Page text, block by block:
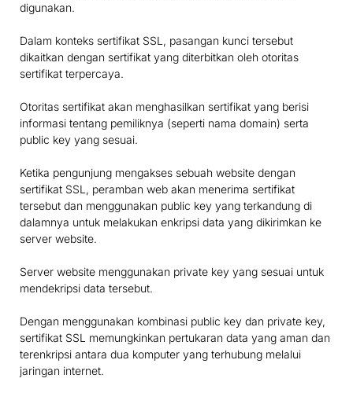
digunakan.
Dalam konteks sertifikat SSL, pasangan kunci tersebut
dikaitkan dengan sertifikat yang diterbitkan oleh otoritas
sertifikat terpercaya.
Otoritas sertifikat akan menghasilkan sertifikat yang berisi
informasi tentang pemiliknya (seperti nama domain) serta
public key yang sesuai.
Ketika pengunjung mengakses sebuah website dengan
sertifikat SSL, peramban web akan menerima sertifikat
tersebut dan menggunakan public key yang terkandung di
dalamnya untuk melakukan enkripsi data yang dikirimkan ke
server website.
Server website menggunakan private key yang sesuai untuk
mendekripsi data tersebut.
Dengan menggunakan kombinasi public key dan private key,
sertifikat SSL memungkinkan pertukaran data yang aman dan
terenkripsi antara dua komputer yang terhubung melalui
jaringan internet.